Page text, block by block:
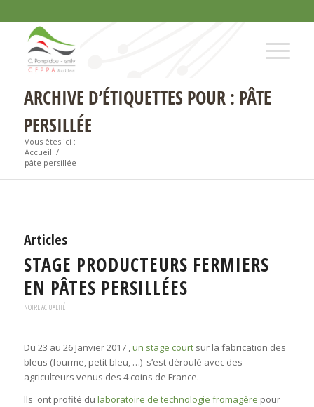
ARCHIVE D’ÉTIQUETTES POUR : PÂTE
PERSILLÉE
Vous êtes ici :
Accueil /
pâte persillée
Articles
STAGE PRODUCTEURS FERMIERS
EN PÂTES PERSILLÉES
NOTRE ACTUALITÉ
Du 23 au 26 Janvier 2017 ,un stage court sur la fabrication des
bleus (fourme, petit bleu, …) s’est déroulé avec des
agriculteurs venus des 4 coins de France.
Ils ont profité du laboratoire de technologie fromagère pour